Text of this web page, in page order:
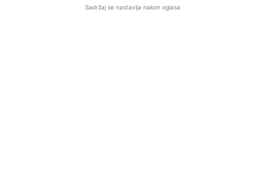
Sadržaj se nastavlja nakon oglasa